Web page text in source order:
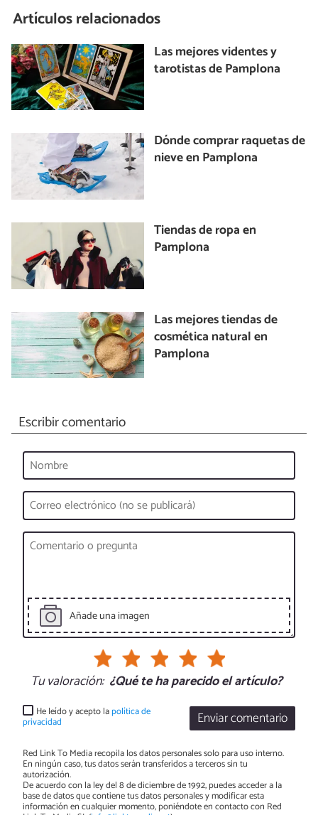
Artículos relacionados
Las mejores videntes y
tarotistas de Pamplona
Dónde comprar raquetas de
nieve en Pamplona
Tiendas de ropa en
Pamplona
Las mejores tiendas de
cosmética natural en
Pamplona
Escribir comentario
Añade una imagen
Tu valoración: ¿Qué te ha parecido el artículo?
Enviar comentario
He leído y acepto lapolítica de
privacidad
Red Link To Media recopila los datos personales solo para uso interno.
En ningún caso, tus datos serán transferidos a terceros sin tu
autorización.
De acuerdo con la ley del 8 de diciembre de 1992, puedes acceder a la
base de datos que contiene tus datos personales y modificar esta
información en cualquier momento, poniéndote en contacto con Red